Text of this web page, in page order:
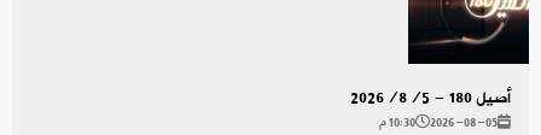
أصيل 180 - 2026/8/5
2026-08-05 10:30 م